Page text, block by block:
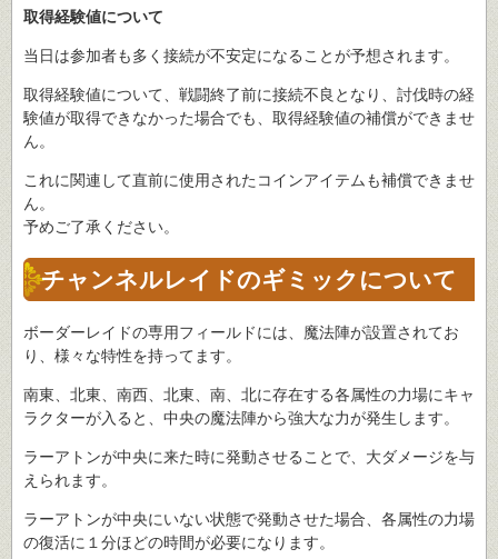
取得経験値について
当日は参加者も多く接続が不安定になることが予想されます。
取得経験値について、戦闘終了前に接続不良となり、討伐時の経
験値が取得できなかった場合でも、取得経験値の補償ができませ
ん。
これに関連して直前に使用されたコインアイテムも補償できませ
ん。
予めご了承ください。
チャンネルレイドのギミックについて
ボーダーレイドの専用フィールドには、魔法陣が設置されてお
り、様々な特性を持ってます。
南東、北東、南西、北東、南、北に存在する各属性の力場にキャ
ラクターが入ると、中央の魔法陣から強大な力が発生します。
ラーアトンが中央に来た時に発動させることで、大ダメージを与
えられます。
ラーアトンが中央にいない状態で発動させた場合、各属性の力場
の復活に１分ほどの時間が必要になります。